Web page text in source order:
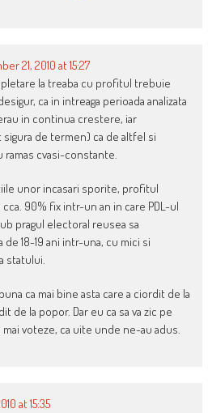
21, 2010 at 15:27
la treaba cu profitul trebuie
ca in intreaga perioada analizata
in continua crestere, iar
de termen) ca de altfel si
ramas cvasi-constante.
unor incasari sporite, profitul
90% fix intr-un an in care PDL-ul
pragul electoral reusea sa
18-19 ani intr-una, cu mici si
statului.
ca mai bine asta care a ciordit de la
de la popor. Dar eu ca sa va zic pe
mai voteze, ca uite unde ne-au adus.
at 15:35